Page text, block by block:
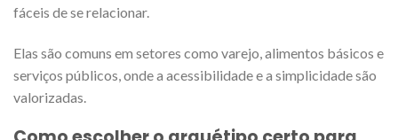
fáceis de se relacionar.
Elas são comuns em setores como varejo, alimentos básicos e
serviços públicos, onde a acessibilidade e a simplicidade são
valorizadas.